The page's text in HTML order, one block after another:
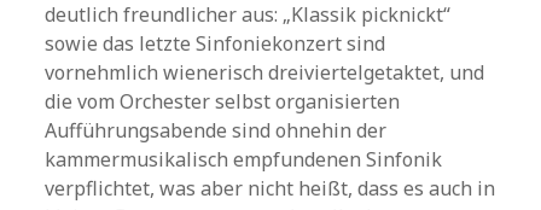
deutlich freundlicher aus: „Klassik picknickt“
sowie das letzte Sinfoniekonzert sind
vornehmlich wienerisch dreiviertelgetaktet, und
die vom Orchester selbst organisierten
Aufführungsabende sind ohnehin der
kammermusikalisch empfundenen Sinfonik
verpflichtet, was aber nicht heißt, dass es auch in